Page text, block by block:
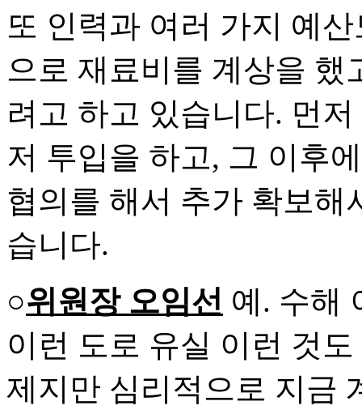
또 인력과 여러 가지 예
으로 재료비를 계상을 했
려고 하고 있습니다. 먼
저 투입을 하고, 그 이후
협의를 해서 추가 확보해
습니다.
○위원장 오임선 예. 수해
이런 도로 유실 이런 것
제지만 심리적으로 지금